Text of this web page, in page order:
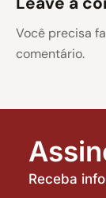
Você precisa
comentário.
Receba